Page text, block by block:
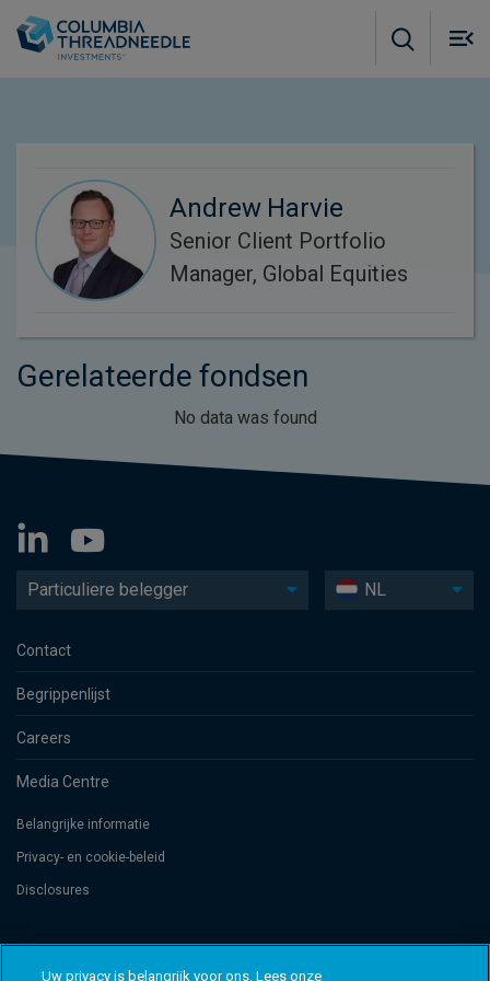
Andrew Harvie
Senior Client Portfolio
Manager, Global Equities
Gerelateerde fondsen
No data was found
Particuliere belegger NL
Contact
Begrippenlijst
Careers
Media Centre
Belangrijke informatie
Privacy- en cookie-beleid
Disclosures
de Commerce et des Sociétés (Luxembourg), No. B 110242 and/or
Uw privacy is belangrijk voor ons. Lees onze